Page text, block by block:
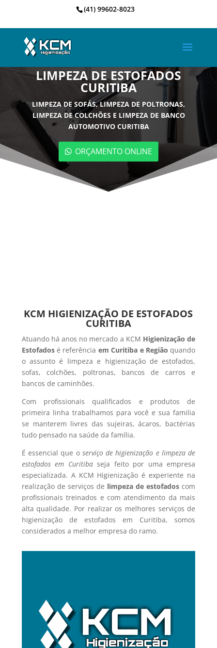
(41) 99602-8023
LIMPEZA DE ESTOFADOS
CURITIBA
LIMPEZA DE SOFÁS, LIMPEZA DE POLTRONAS,
LIMPEZA DE COLCHÕES E LIMPEZA DE BANCO
AUTOMOTIVO CURITIBA
ORÇAMENTO ONLINE
KCM HIGIENIZAÇÃO DE ESTOFADOS
CURITIBA
Atuando há anos no mercado a KCM Higienização de
Estofadosé referência em Curitiba e Região quando
o assunto é limpeza e higienização de estofados,
sofas, colchões, poltronas, bancos de carros e
bancos de caminhões.
Com profissionais qualificados e produtos de
primeira linha trabalhamos para você e sua familia
se manterem livres das sujeiras, ácaros, bactérias
tudo pensado na saúde da família.
É essencial que o serviço de higienização e limpeza de
estofados em Curitibaseja feito por uma empresa
especializada. A KCM Higienização é experiente na
realização de serviços de limpeza de estofados com
profissionais treinados e com atendimento da mais
alta qualidade. Por realizar os melhores serviços de
higienização de estofados em Curitiba, somos
considerados a melhor empresa do ramo.